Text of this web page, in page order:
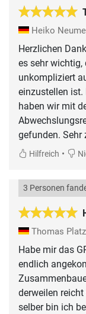
Heiko
Herzlichen
es sehr wichtig,
unkompliziert
einzustellen ist.
haben wir mit
gefunden. Sehr
Hilfreich •
3 Personen
Thomas
Habe mir das
endlich
derweilen
selber bin ich